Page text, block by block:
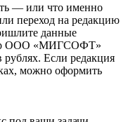
— или что именно
переход на редакцию
данные
ООО «МИГСОФТ»
Если редакция
можно оформить